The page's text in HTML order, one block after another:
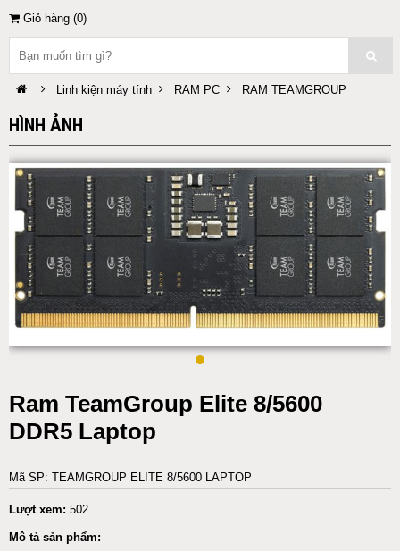
Giỏ hàng (0)
Linh kiện máy tính RAM PC RAM TEAMGROUP
HÌNH ẢNH
Ram TeamGroup Elite 8/5600
DDR5 Laptop
Mã SP: TEAMGROUP ELITE 8/5600 LAPTOP
Lượt xem: 502
Mô tả sản phẩm: